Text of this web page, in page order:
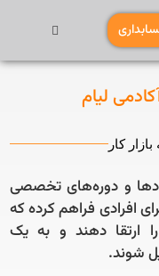
لیام
کار
و دوره‌های تخصصی
افرادی فراهم کرده که
ارتقا دهند و به یک
شوند.